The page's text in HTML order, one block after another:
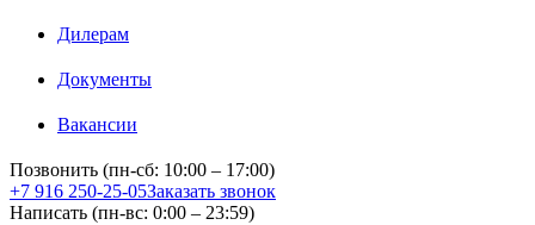
Дилерам
Документы
Вакансии
Позвонить (пн-сб: 10:00 – 17:00)
+7 916 250-25-05Заказать звонок
Написать (пн-вс: 0:00 – 23:59)